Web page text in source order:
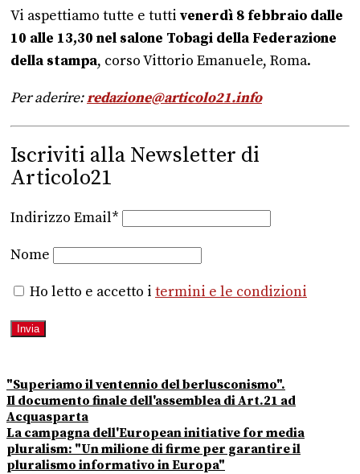
Vi aspettiamo tutte e tuttivenerdì 8 febbraio dalle
10 alle 13,30 nel salone Tobagi della Federazione
della stampa, corso Vittorio Emanuele, Roma.
Per aderire:redazione@articolo21.info
Iscriviti alla Newsletter di
Articolo21
Indirizzo Email*
Nome
Ho letto e accetto i termini e le condizioni
"Superiamo il ventennio del berlusconismo".
Il documento finale dell'assemblea di Art.21 ad
Acquasparta
La campagna dell'European initiative for media
pluralism: "Un milione di firme per garantire il
pluralismo informativo in Europa"